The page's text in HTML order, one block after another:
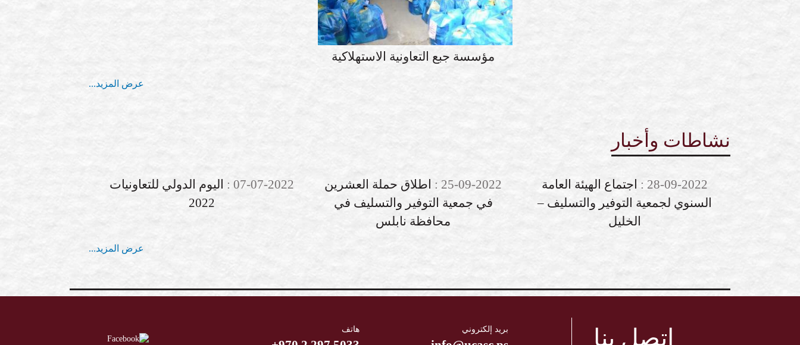
مؤسسة جبع التعاونية الاستهلاكية
عرض المزيد...
نشاطات وأخبار
28-09-2022
: اجتماع الهيئة العامة
السنوي لجمعية التوفير والتسليف –
الخليل
25-09-2022
: اطلاق حملة العشرين
في جمعية التوفير والتسليف في
محافظة نابلس
07-07-2022
: اليوم الدولي للتعاونيات
2022
عرض المزيد...
اتصل بنا بريد إلكتروني هاتف